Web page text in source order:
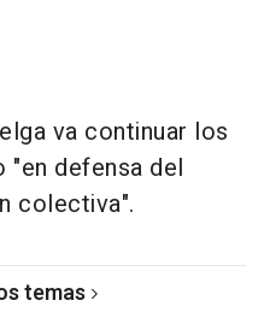
va continuar los
"en defensa del
colectiva".
temas